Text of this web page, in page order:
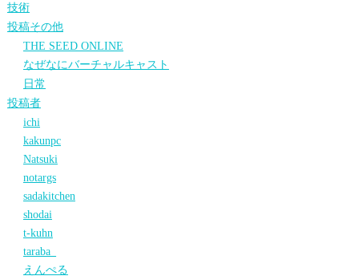
技術
投稿その他
THE SEED ONLINE
なぜなにバーチャルキャスト
日常
投稿者
ichi
kakunpc
Natsuki
notargs
sadakitchen
shodai
t-kuhn
taraba_
えんぺる